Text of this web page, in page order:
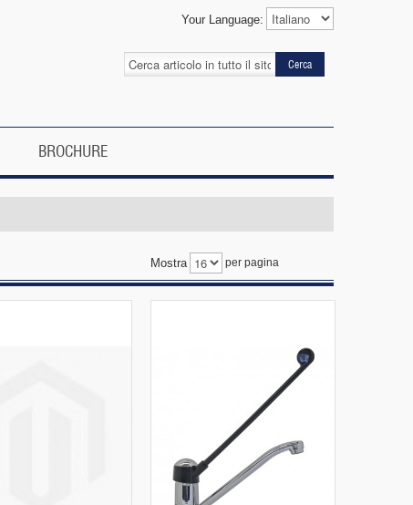
Your Language:
Cerca
BROCHURE
Mostra per pagina